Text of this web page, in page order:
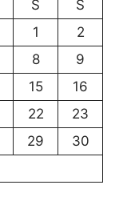
S
S
1
2
8
9
15
16
22
23
29
30